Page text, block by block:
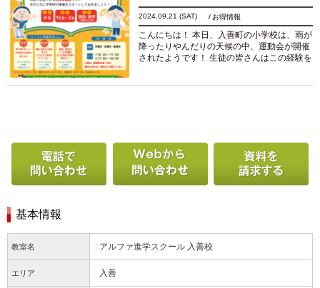
2024.09.21(SAT) お得情報
こんにちは！ 本日、入善町の小学校は、雨が
降ったりやんだりの天候の中、運動会が開催
されたようです！ 生徒の皆さんはこの経験を
基本情報
教室名 アルファ進学スクール 入善校
エリア 入善